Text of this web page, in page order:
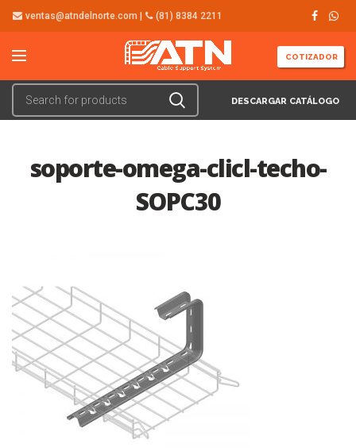
ventas@atndelnorte.com | (81) 8384 2211
COTIZADOR
DESCARGAR CATÁLOGO
soporte-omega-clicl-techo-
SOPC30